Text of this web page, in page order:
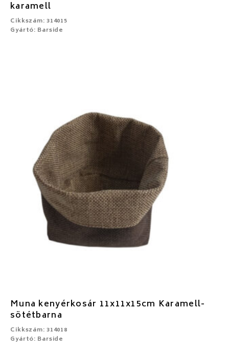
karamell
Cikkszám: 314015
Gyártó: Barside
Muna kenyérkosár 11x11x15cm Karamell-
sötétbarna
Cikkszám: 314018
Gyártó: Barside